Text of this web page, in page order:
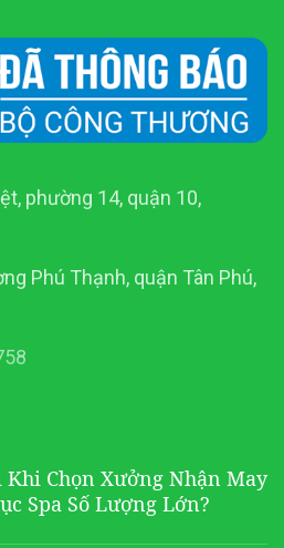
phường 14, quận 10,
Phú Thạnh, quận Tân Phú,
Khi Chọn Xưởng Nhận May
Spa Số Lượng Lớn?